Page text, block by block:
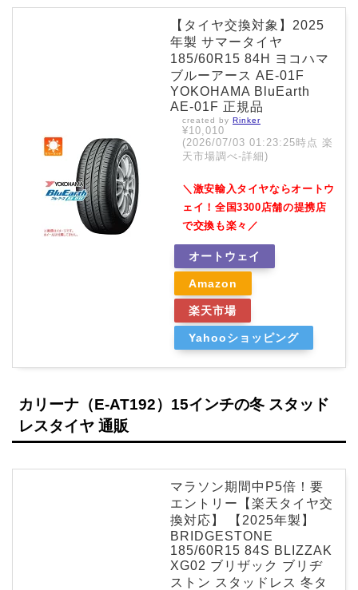
【タイヤ交換対象】2025
年製 サマータイヤ
185/60R15 84H ヨコハマ
ブルーアース AE-01F
YOKOHAMA BluEarth
AE-01F 正規品
created by Rinker
¥10,010
(2026/07/03 01:23:25時点 楽
天市場調べ-詳細)
＼激安輸入タイヤならオートウ
ェイ！全国3300店舗の提携店
で交換も楽々／
オートウェイ
Amazon
楽天市場
Yahooショッピング
カリーナ（E-AT192）15インチの冬 スタッド
レスタイヤ 通販
マラソン期間中P5倍！要
エントリー【楽天タイヤ交
換対応】 【2025年製】
BRIDGESTONE
185/60R15 84S BLIZZAK
XG02 ブリザック ブリヂ
ストン スタッドレス 冬タ